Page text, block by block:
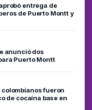
entrega de
de Puerto Montt y
anunció dos
Puerto Montt
fueron
de cocaína base en